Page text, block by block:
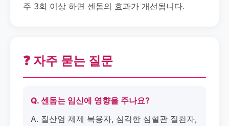
주 3회 이상 하면 센돔의 효과가 개선됩니다.
❓ 자주 묻는 질문
Q. 센돔는 임신에 영향을 주나요?
A. 질산염 제제 복용자, 심각한 심혈관 질환자,